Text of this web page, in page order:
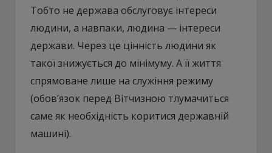
Тобто не держава обслуговує інтереси
людини, а навпаки, людина — інтереси
держави. Через це цінність людини як
такої знижується до мінімуму. А її життя
спрямоване лише на служіння режиму
(обов’язок перед Вітчизною тлумачиться
саме як необхідність коритися державній
машині).